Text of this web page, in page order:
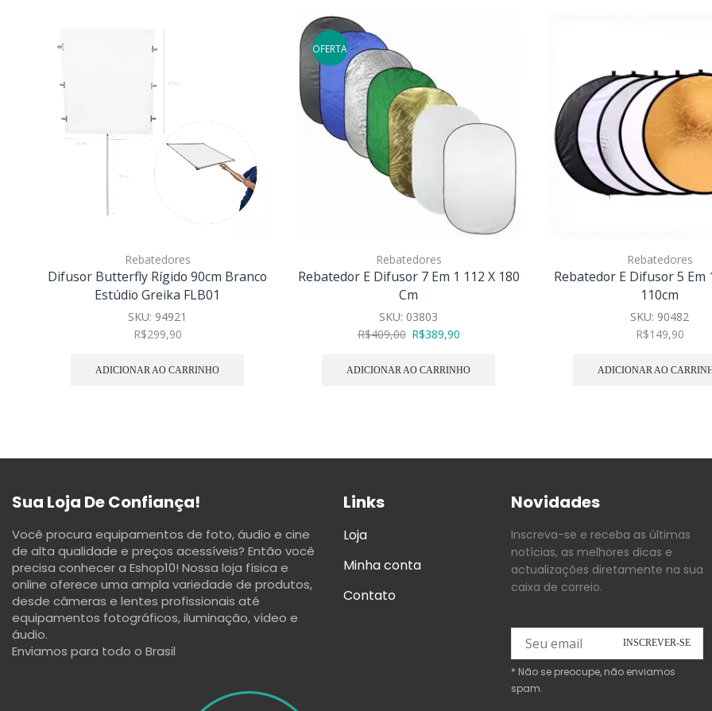
Rebatedores
Difusor Butterfly Rígido 90cm Branco
Estúdio Greika FLB01
SKU: 94921
R$299,90
ADICIONAR AO CARRINHO
OFERTA
Rebatedores
Rebatedor E Difusor 7 Em 1 112 X 180
Cm
SKU: 03803
R$409,00 R$389,90
ADICIONAR AO CARRINHO
Rebatedores
Rebatedor E Difusor 5 Em
110cm
SKU: 90482
R$149,90
ADICIONAR AO
Sua Loja De Confiança!
Você procura equipamentos de foto, áudio e cine
de alta qualidade e preços acessíveis? Então você
precisa conhecer a Eshop10! Nossa loja física e
online oferece uma ampla variedade de produtos,
desde câmeras e lentes profissionais até
equipamentos fotográficos, iluminação, vídeo e
áudio.
Enviamos para todo o Brasil
Links
Loja
Minha conta
Contato
Novidades
Inscreva-se e receba as últimas
notícias, as melhores dicas e
actualizações diretamente na sua
caixa de correio.
* Não se preocupe, não enviamos
spam.